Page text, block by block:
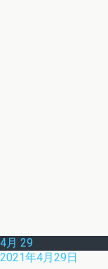
4月 29
2021年4月29日